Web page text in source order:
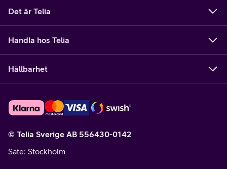
Det är Telia
Handla hos Telia
Hållbarhet
© Telia Sverige AB 556430-0142
Säte: Stockholm